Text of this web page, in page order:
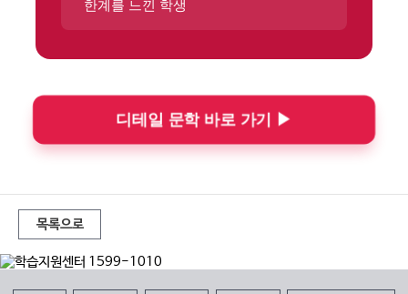
한계를 느낀 학생
디테일 문학 바로 가기 ▶
목록으로